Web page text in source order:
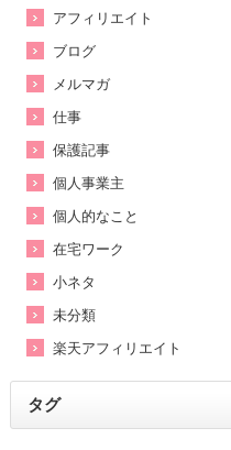
アフィリエイト
ブログ
メルマガ
仕事
保護記事
個人事業主
個人的なこと
在宅ワーク
小ネタ
未分類
楽天アフィリエイト
タグ